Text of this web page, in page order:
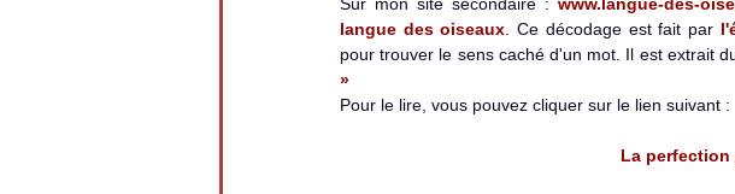
langue des oiseaux . Ce décodage est fait par
pour trouver le sens caché d'un mot. Il est extrait
»
Pour le lire, vous pouvez cliquer sur le lien suivant :
La perfection